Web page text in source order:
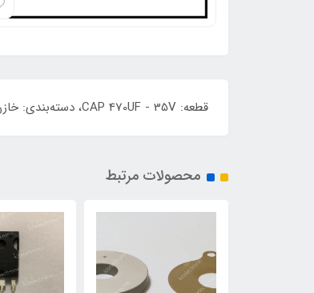
قطعه: CAP 470UF - 35V، دسته‌بندی: خازن الکترولیتی پلاریته، ابعاد: 20*10، برند: ELNA، درجه حرارت: 125
محصولات مرتبط